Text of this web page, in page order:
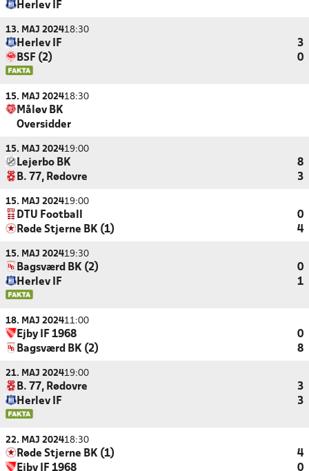
Herlev IF
13. MAJ 202418:30
Herlev IF
3
BSF (2)
0
15. MAJ 202418:30
Måløv BK
Oversidder
15. MAJ 202419:00
Lejerbo BK
8
B. 77, Rødovre
3
15. MAJ 202419:00
DTU Football
0
Røde Stjerne BK (1)
4
15. MAJ 202419:30
Bagsværd BK (2)
0
Herlev IF
1
18. MAJ 202411:00
Ejby IF 1968
0
Bagsværd BK (2)
8
21. MAJ 202419:00
B. 77, Rødovre
3
Herlev IF
3
22. MAJ 202418:30
Røde Stjerne BK (1)
4
Ejby IF 1968
0